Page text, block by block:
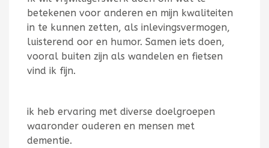
betekenen voor anderen en mijn kwaliteiten
in te kunnen zetten, als inlevingsvermogen,
luisterend oor en humor. Samen iets doen,
vooral buiten zijn als wandelen en fietsen
vind ik fijn.
ik heb ervaring met diverse doelgroepen
waaronder ouderen en mensen met
dementie.